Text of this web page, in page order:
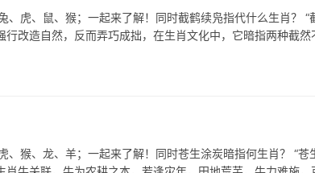
虎、鼠、猴；一起来了解！同时截鹤续凫指代什么生肖？ “
改造自然，反而弄巧成拙，在生肖文化中，它暗指两种截然
猴、龙、羊；一起来了解！同时苍生涂炭暗指何生肖？ “苍